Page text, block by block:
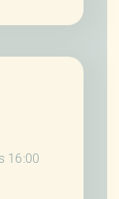
16:00